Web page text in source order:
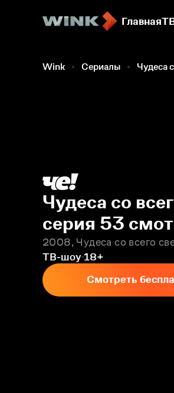
Главная
Wink Сериалы Чудеса
Чудеса со
серия 53
2008, Чудеса со всего
ТВ-шоу 18+
Смотреть